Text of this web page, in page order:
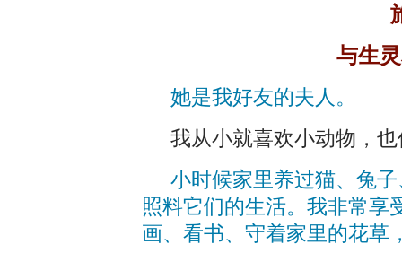
与生
她是我好友的夫人。
我从小就喜欢小动物，
小时候家里养过猫、兔
照料它们的生活。我非常享
画、看书、守着家里的花草